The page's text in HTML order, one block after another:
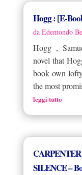
Hogg : [E-
da Edemondo
Hogg ,
novel that
book own
the most
leggi tutto
SILENCE –